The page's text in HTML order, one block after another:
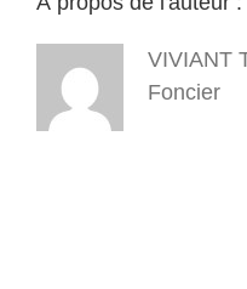
VIVIANT
Foncier